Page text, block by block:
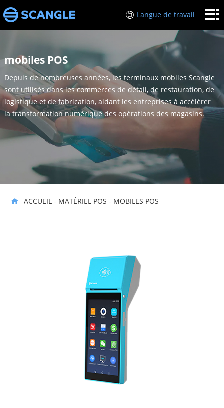
Langue de travail
Accueil
POS
l’industrie
propos
de moi
soutien
Les
mobiles POS
Depuis de nombreuses années, les terminaux mobiles Scangle
sont utilisés dans les commerces de détail, de restauration, de
logistique et de fabrication, aidant les entreprises à accélérer
la transformation numérique des opérations des magasins.
ACCUEIL - MATÉRIEL POS - MOBILES POS